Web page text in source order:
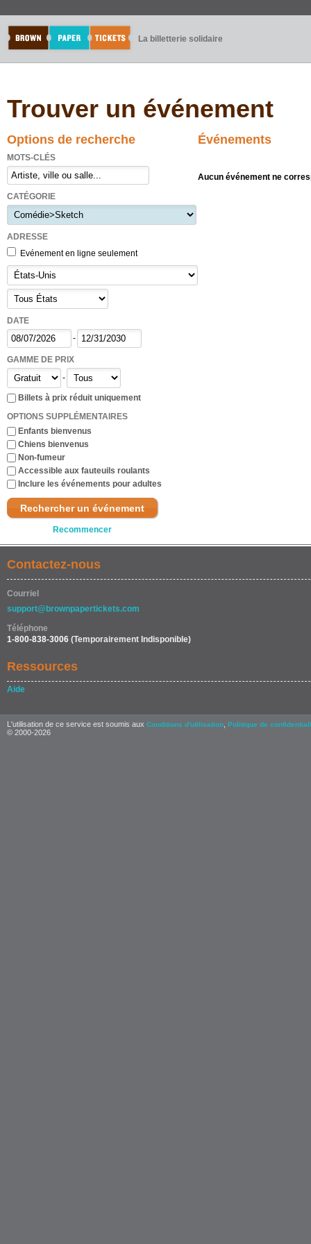
La billetterie solidaire
Trouver un événement
Options de recherche
MOTS-CLÉS
CATÉGORIE
ADRESSE
Evénement en ligne seulement
DATE
-
GAMME DE PRIX
-
Billets à prix réduit uniquement
OPTIONS SUPPLÉMENTAIRES
Enfants bienvenus
Chiens bienvenus
Non-fumeur
Accessible aux fauteuils roulants
Inclure les événements pour adultes
Rechercher un événement
Recommencer
Événements
Aucun événement ne
Contactez-nous
Courriel
support@brownpapertickets.com
Téléphone
1-800-838-3006 (Temporairement Indisponible)
Ressources
Aide
L'utilisation de ce service est soumis aux Conditions d'utilisation Politique de
© 2000-2026